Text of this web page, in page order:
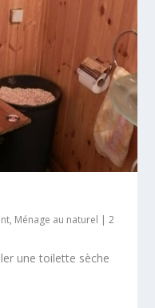
, Ménage au naturel |2
une toilette sèche